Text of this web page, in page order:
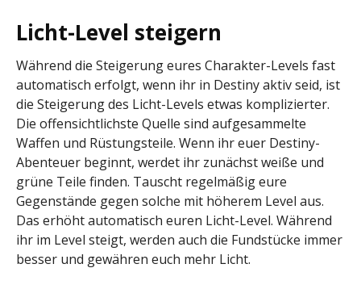
Licht-Level steigern
Während die Steigerung eures Charakter-Levels fast
automatisch erfolgt, wenn ihr in Destiny aktiv seid, ist
die Steigerung des Licht-Levels etwas komplizierter.
Die offensichtlichste Quelle sind aufgesammelte
Waffen und Rüstungsteile. Wenn ihr euer Destiny-
Abenteuer beginnt, werdet ihr zunächst weiße und
grüne Teile finden. Tauscht regelmäßig eure
Gegenstände gegen solche mit höherem Level aus.
Das erhöht automatisch euren Licht-Level. Während
ihr im Level steigt, werden auch die Fundstücke immer
besser und gewähren euch mehr Licht.